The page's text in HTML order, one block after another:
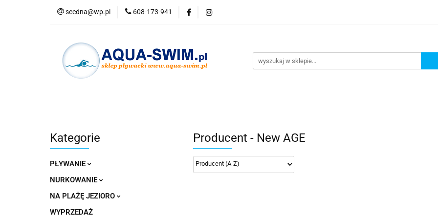
seedna@wp.pl 608-173-941
PŁYWANIE NURKOWANIE
Nowości Bestsellery
Kategorie
PŁYWANIE
NURKOWANIE
NA PLAŻĘ JEZIORO
WYPRZEDAŻ
Producent - New AGE